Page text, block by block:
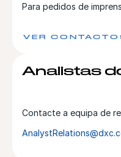
Para pedidos de
VER
Analistas
Contacte a equipa de